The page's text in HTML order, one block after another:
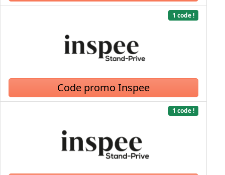
1 code !
Code promo Inspee
1 code !